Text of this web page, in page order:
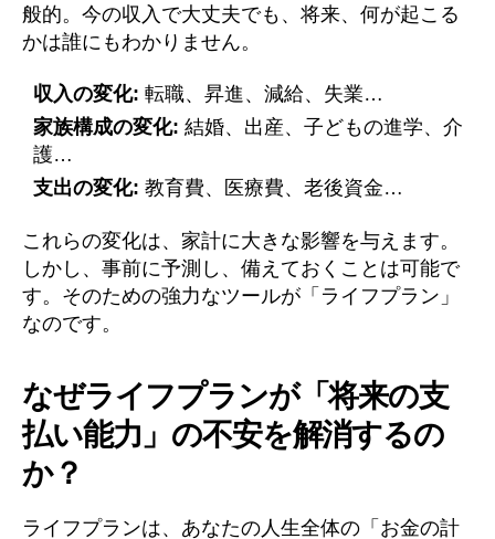
般的。今の収入で大丈夫でも、将来、何が起こる
かは誰にもわかりません。
収入の変化: 転職、昇進、減給、失業…
家族構成の変化: 結婚、出産、子どもの進学、介
護…
支出の変化: 教育費、医療費、老後資金…
これらの変化は、家計に大きな影響を与えます。
しかし、事前に予測し、備えておくことは可能で
す。そのための強力なツールが「ライフプラン」
なのです。
なぜライフプランが「将来の支
払い能力」の不安を解消するの
か？
ライフプランは、あなたの人生全体の「お金の計